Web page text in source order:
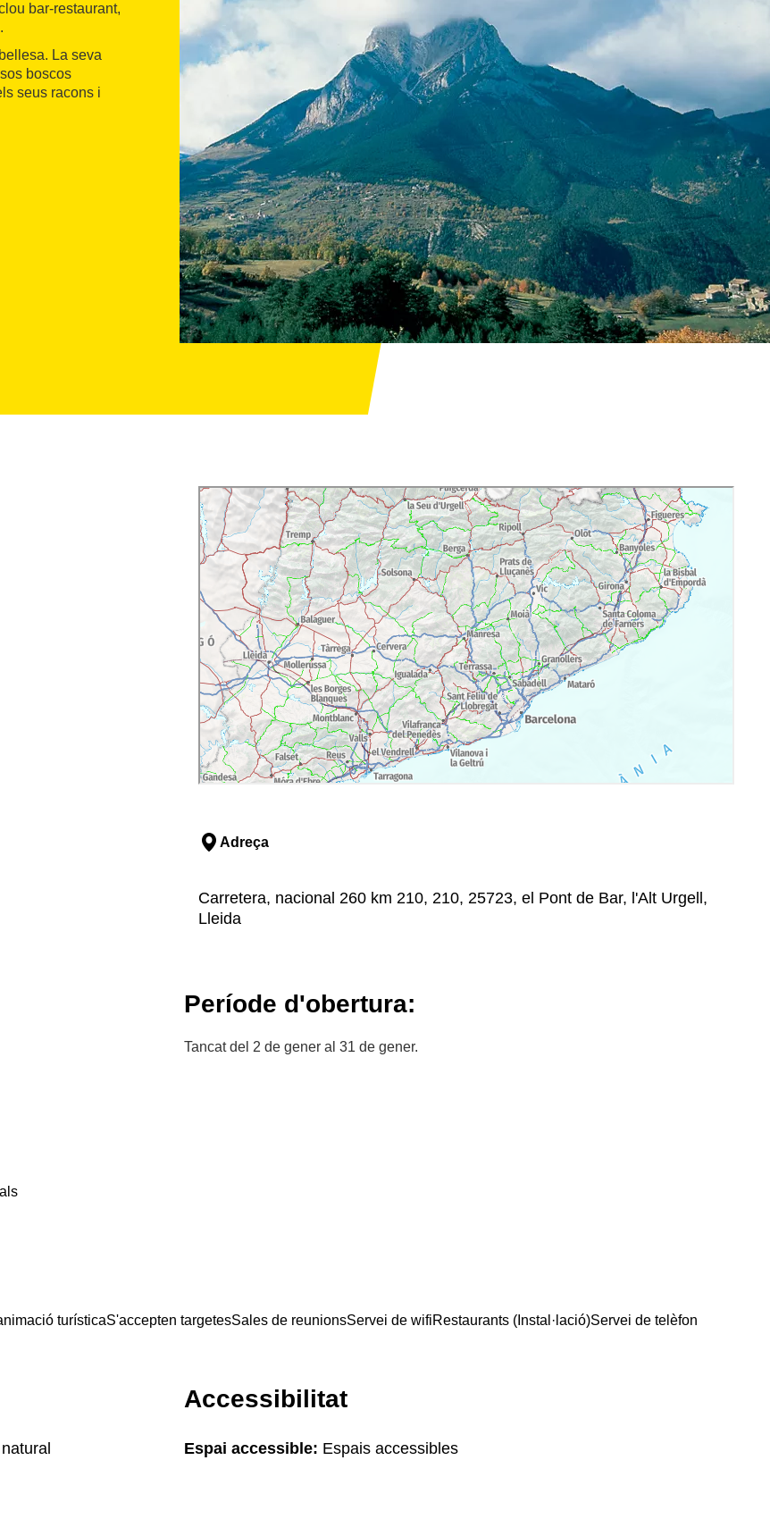
bar-restaurant,
La seva
boscos
seus racons i
Adreça
Carretera, nacional 260 km 210, 210, 25723, el Pont de Bar, l'Alt Urgell,
Lleida
Període d'obertura:
Tancat del 2 de gener al 31 de gener.
turísticaS'accepten targetesSales de reunionsServei de wifiRestaurants (Instal·lació)Servei de telèfon
Accessibilitat
Espai accessible: Espais accessibles